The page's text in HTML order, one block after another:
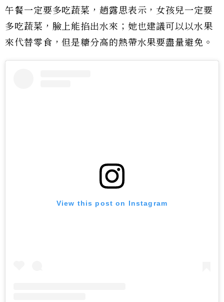
午餐一定要多吃蔬菜，趙露思表示，女孩兒一定要
多吃蔬菜，臉上能掐出水來；她也建議可以以水果
來代替零食，但是糖分高的熱帶水果要盡量避免。
View this post on Instagram